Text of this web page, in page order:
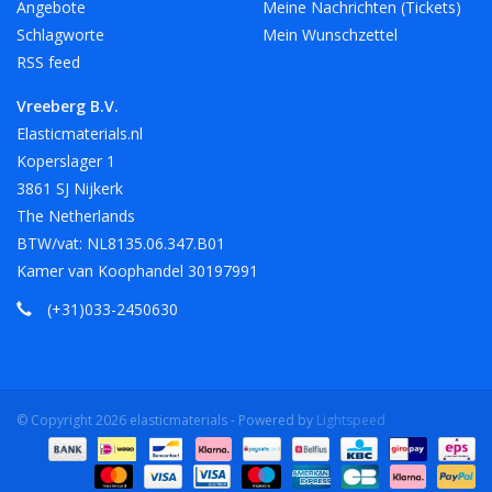
Angebote
Schlagworte
RSS feed
Meine Nachrichten (Tickets)
Mein Wunschzettel
Vreeberg B.V.
Elasticmaterials.nl
Koperslager 1
3861 SJ Nijkerk
The Netherlands
BTW/vat: NL8135.06.347.B01
Kamer van Koophandel 30197991
(+31)033-2450630
© Copyright 2026 elasticmaterials - Powered by Lightspeed